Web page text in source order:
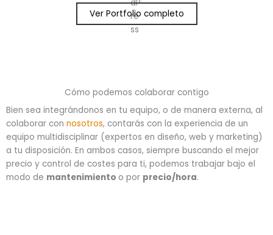
Ver Portfolio completo
Cómo podemos colaborar contigo
Bien sea integrándonos en tu equipo, o de manera externa, al
colaborar con nosotros, contarás con la experiencia de un
equipo multidisciplinar (expertos en diseño, web y marketing)
a tu disposición. En ambos casos, siempre buscando el mejor
precio y control de costes para ti, podemos trabajar bajo el
modo de mantenimiento o por precio/hora.